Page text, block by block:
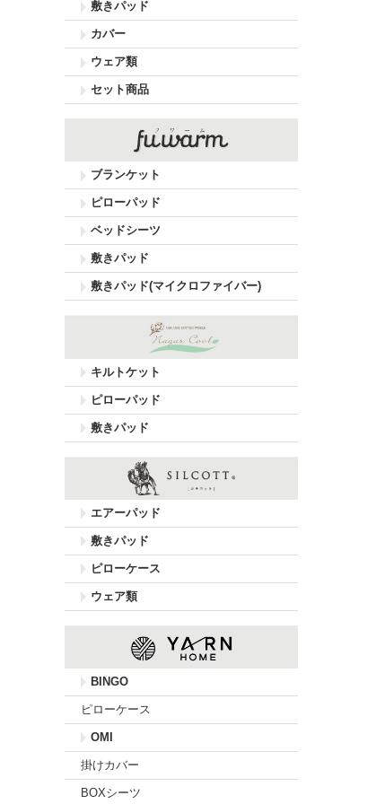
敷きパッド
カバー
ウェア類
セット商品
ブランケット
ピローパッド
ベッドシーツ
敷きパッド
敷きパッド(マイクロファイバー)
キルトケット
ピローパッド
敷きパッド
エアーパッド
敷きパッド
ピローケース
ウェア類
BINGO
ピローケース
OMI
掛けカバー
BOXシーツ